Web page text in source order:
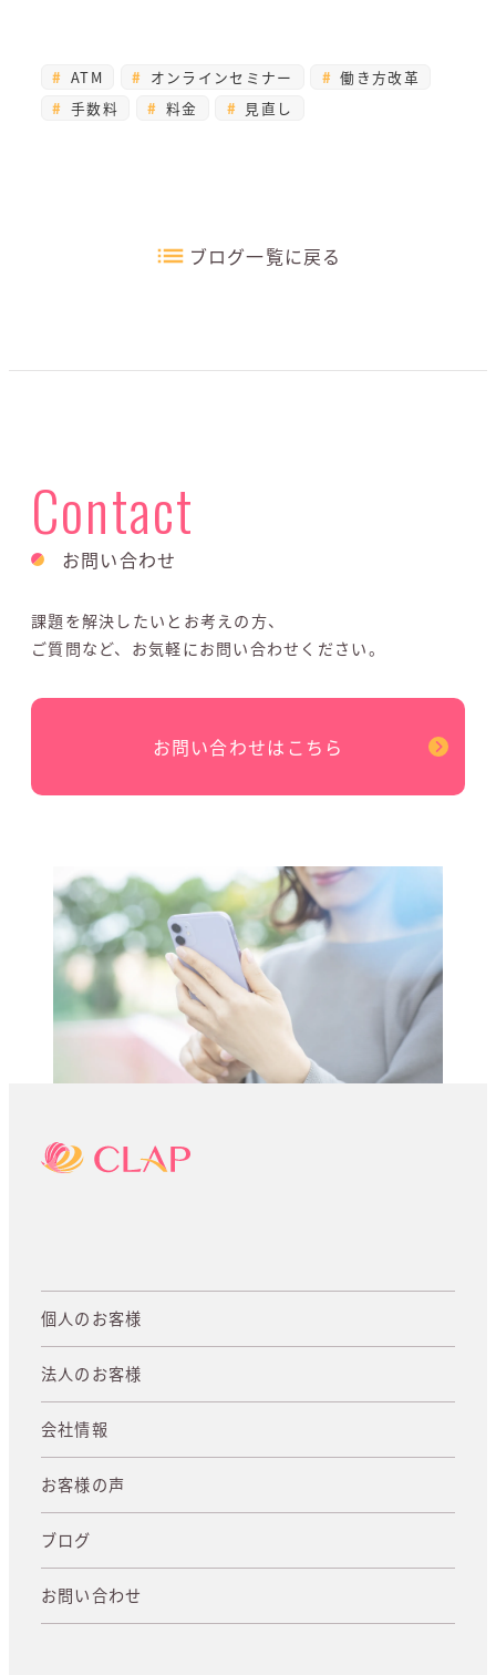
ATM オンラインセミナー
働き方改革
手数料
料金 見直し
ブログ一覧に戻る
Contact
お問い合わせ
課題を解決したいとお考えの方、
ご質問など、お気軽にお問い合わせください。
お問い合わせはこちら
個人のお客様
法人のお客様
会社情報
お客様の声
ブログ
お問い合わせ